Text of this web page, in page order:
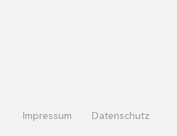
Impressum Datenschutz